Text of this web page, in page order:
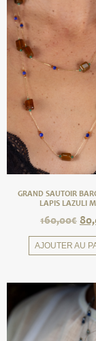
GRAND SAUTOIR
LAPIS LAZULI
160,00€
AJOUTER AU